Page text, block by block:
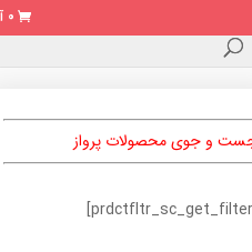
0 آیتم
و جوی محصولات پرواز